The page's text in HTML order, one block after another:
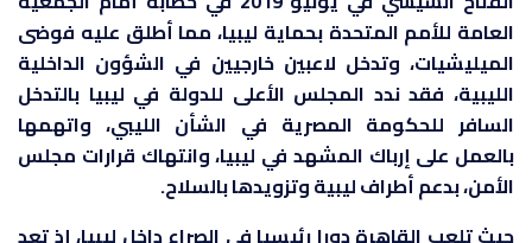
العامة للأمم المتحدة بحماية ليبيا، مما أطلق عليه فوضى
الميليشيات، وتدخل لاعبين خارجيين في الشؤون الداخلية
الليبية، فقد ندد المجلس الأعلى للدولة في ليبيا بالتدخل
السافر للحكومة المصرية في الشأن الليبي، واتهمها
بالعمل على إرباك المشهد في ليبيا، وانتهاك قرارات مجلس
الأمن، بدعم أطراف ليبية وتزويدها بالسلاح.
حيث تلعب القاهرة دورا رئيسيا في الصراع داخل ليبيا، إذ تعد